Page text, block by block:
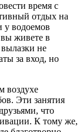
время с
отдых на
у водоемов
живете в
не
за вход, но
воздухе
Эти занятия
что
К тому же,